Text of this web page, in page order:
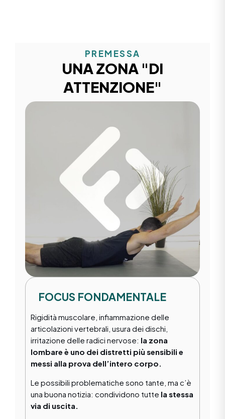
PREMESSA
UNA ZONA "DI
ATTENZIONE"
FOCUS FONDAMENTALE
Rigidità muscolare, infiammazione delle
articolazioni vertebrali, usura dei dischi,
irritazione delle radici nervose: la zona
lombare è uno dei distretti più sensibili e
messi alla prova dell’intero corpo.
Le possibili problematiche sono tante, ma c’è
una buona notizia: condividono tutte la stessa
via di uscita.